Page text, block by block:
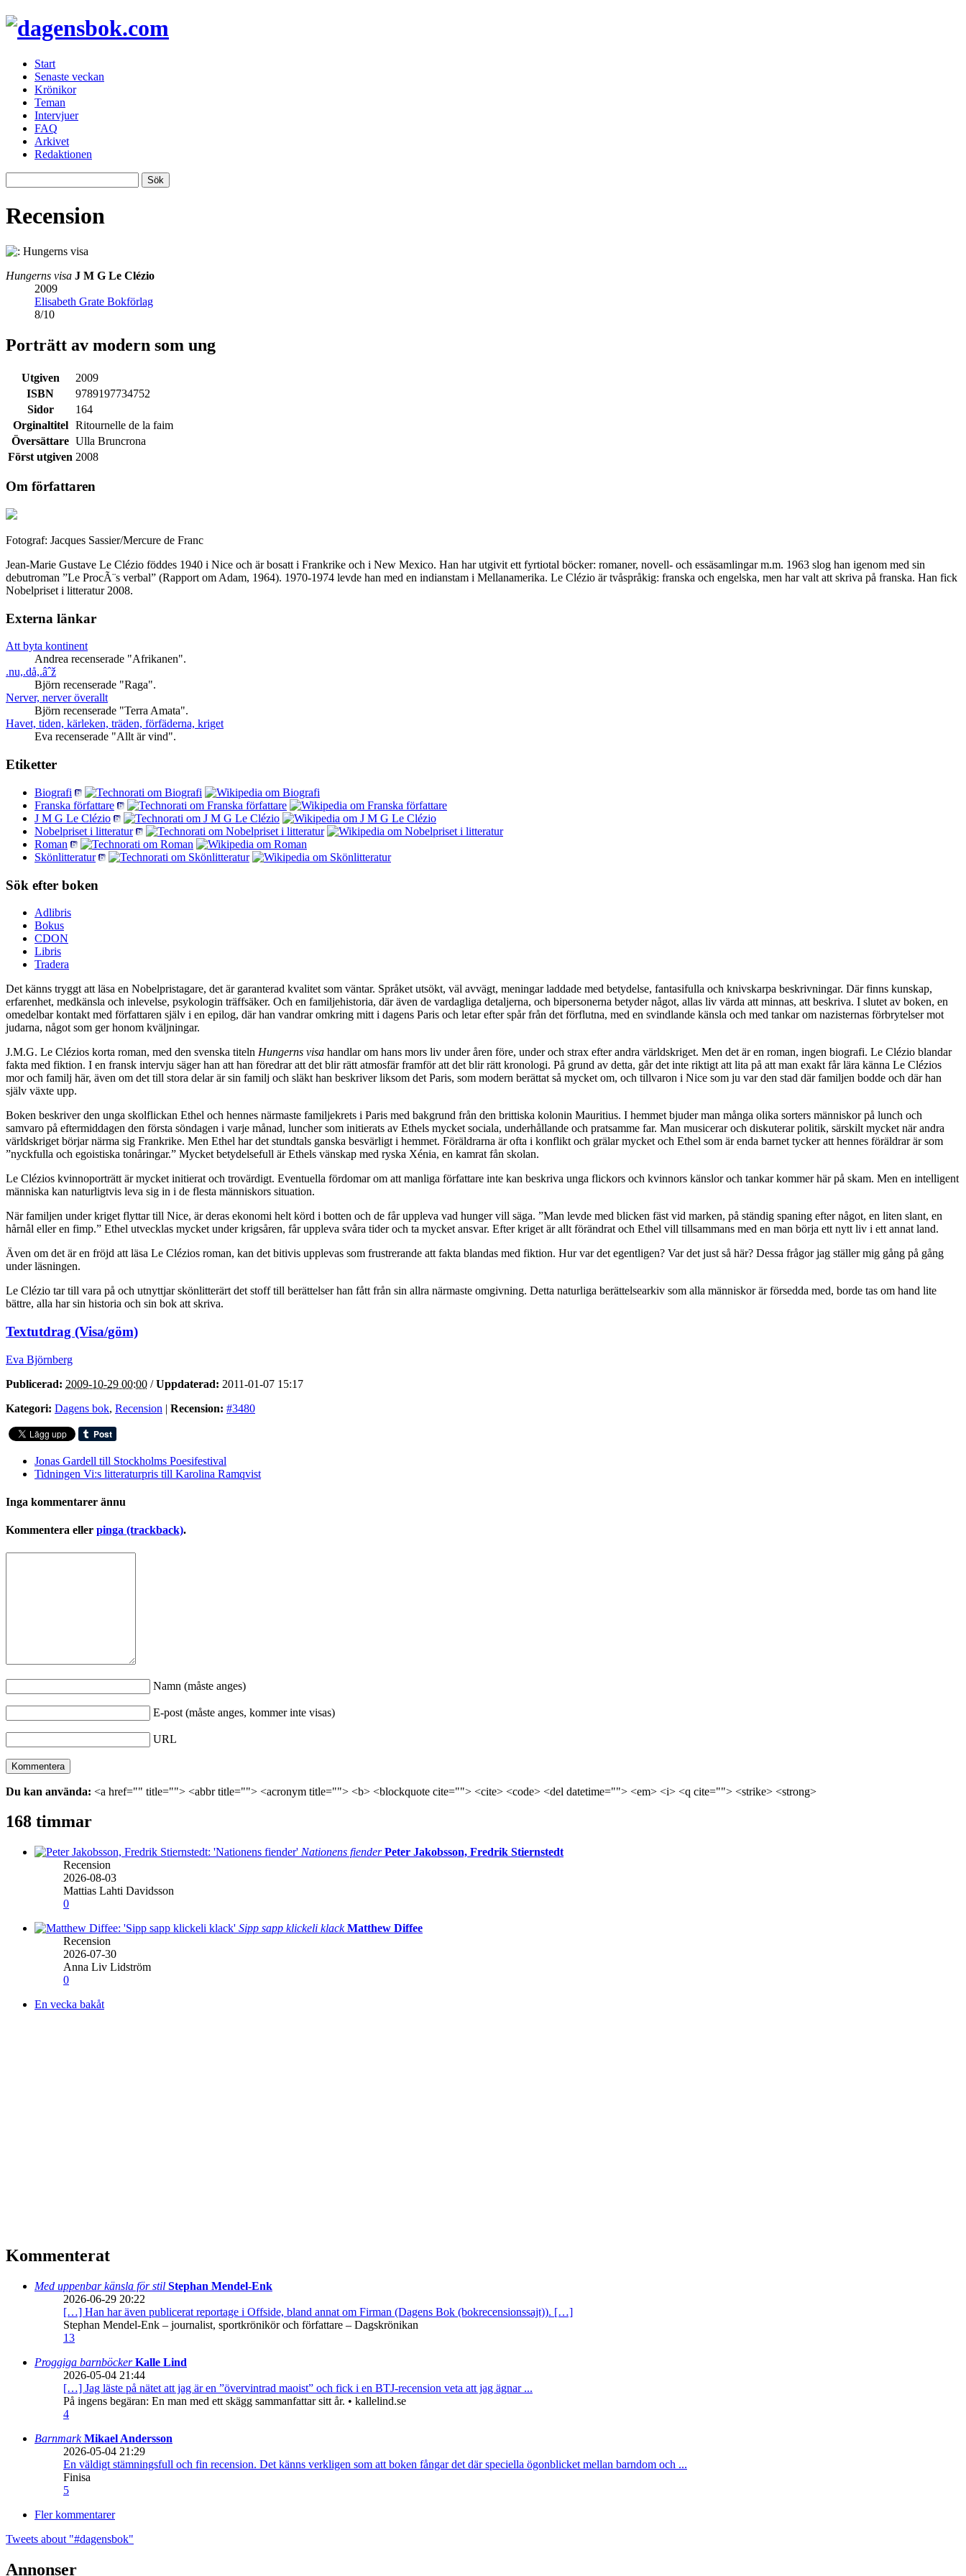
Start
Senaste veckan
Krönikor
Teman
Intervjuer
FAQ
Arkivet
Redaktionen
Recension
Hungerns visa J M G Le Clézio
2009
Elisabeth Grate Bokförlag
8/10
Porträtt av modern som ung
Utgiven
2009
ISBN
9789197734752
Sidor
164
Orginaltitel
Ritournelle de la faim
Översättare Ulla Bruncrona
Först utgiven 2008
Om författaren
Fotograf: Jacques Sassier/Mercure de Franc
Jean-Marie Gustave Le Clézio föddes 1940 i Nice och är bosatt i Frankrike och i New Mexico. Han har utgivit ett fyrtiotal böcker: romaner, novell- och essäsamlingar m.m. 1963 slog han igenom med sin
debutroman ”Le ProcÃ¨s verbal” (Rapport om Adam, 1964). 1970-1974 levde han med en indianstam i Mellanamerika. Le Clézio är tvåspråkig: franska och engelska, men har valt att skriva på franska. Han fick
Nobelpriset i litteratur 2008.
Externa länkar
Att byta kontinent
Andrea recenserade "Afrikanen".
.nu,.då,.âˆž
Björn recenserade "Raga".
Nerver, nerver överallt
Björn recenserade "Terra Amata".
Havet, tiden, kärleken, träden, förfäderna, kriget
Eva recenserade "Allt är vind".
Etiketter
Biografi
Franska författare
J M G Le Clézio
Nobelpriset i litteratur
Roman
Skönlitteratur
Sök efter boken
Adlibris
Bokus
CDON
Libris
Tradera
Det känns tryggt att läsa en Nobelpristagare, det är garanterad kvalitet som väntar. Språket utsökt, väl avvägt, meningar laddade med betydelse, fantasifulla och knivskarpa beskrivningar. Där finns kunskap,
erfarenhet, medkänsla och inlevelse, psykologin träffsäker. Och en familjehistoria, där även de vardagliga detaljerna, och bipersonerna betyder något, allas liv värda att minnas, att beskriva. I slutet av boken, en
omedelbar kontakt med författaren själv i en epilog, där han vandrar omkring mitt i dagens Paris och letar efter spår från det förflutna, med en svindlande känsla och med tankar om nazisternas förbrytelser mot
judarna, något som ger honom kväljningar.
J.M.G. Le Clézios korta roman, med den svenska titeln Hungerns visa handlar om hans mors liv under åren före, under och strax efter andra världskriget. Men det är en roman, ingen biografi. Le Clézio blandar
fakta med fiktion. I en fransk intervju säger han att han föredrar att det blir rätt atmosfär framför att det blir rätt kronologi. På grund av detta, går det inte riktigt att lita på att man exakt får lära känna Le Clézios
mor och familj här, även om det till stora delar är sin familj och släkt han beskriver liksom det Paris, som modern berättat så mycket om, och tillvaron i Nice som ju var den stad där familjen bodde och där han
själv växte upp.
Boken beskriver den unga skolflickan Ethel och hennes närmaste familjekrets i Paris med bakgrund från den brittiska kolonin Mauritius. I hemmet bjuder man många olika sorters människor på lunch och
samvaro på eftermiddagen den första söndagen i varje månad, luncher som initierats av Ethels mycket sociala, underhållande och pratsamme far. Man musicerar och diskuterar politik, särskilt mycket när andra
världskriget börjar närma sig Frankrike. Men Ethel har det stundtals ganska besvärligt i hemmet. Föräldrarna är ofta i konflikt och grälar mycket och Ethel som är enda barnet tycker att hennes föräldrar är som
”nyckfulla och egoistiska tonåringar.” Mycket betydelsefull är Ethels vänskap med ryska Xénia, en kamrat fån skolan.
Le Clézios kvinnoporträtt är mycket initierat och trovärdigt. Eventuella fördomar om att manliga författare inte kan beskriva unga flickors och kvinnors känslor och tankar kommer här på skam. Men en intelligent
människa kan naturligtvis leva sig in i de flesta människors situation.
När familjen under kriget flyttar till Nice, är deras ekonomi helt körd i botten och de får uppleva vad hunger vill säga. ”Man levde med blicken fäst vid marken, på ständig spaning efter något, en liten slant, en
hårnål eller en fimp.” Ethel utvecklas mycket under krigsåren, får uppleva svåra tider och ta mycket ansvar. Efter kriget är allt förändrat och Ethel vill tillsammans med en man börja ett nytt liv i ett annat land.
Även om det är en fröjd att läsa Le Clézios roman, kan det bitivis upplevas som frustrerande att fakta blandas med fiktion. Hur var det egentligen? Var det just så här? Dessa frågor jag ställer mig gång på gång
under läsningen.
Le Clézio tar till vara på och utnyttjar skönlitterärt det stoff till berättelser han fått från sin allra närmaste omgivning. Detta naturliga berättelsearkiv som alla människor är försedda med, borde tas om hand lite
bättre, alla har sin historia och sin bok att skriva.
Textutdrag (Visa/göm)
Eva Björnberg
Publicerad: 2009-10-29 00:00 /Uppdaterad: 2011-01-07 15:17
Kategori: Dagens bok, Recension | Recension: #3480
Jonas Gardell till Stockholms Poesifestival
Tidningen Vi:s litteraturpris till Karolina Ramqvist
Inga kommentarer ännu
Kommentera eller pinga (trackback).
Namn (måste anges)
E-post (måste anges, kommer inte visas)
URL
Du kan använda: <a href="" title=""> <abbr title=""> <acronym title=""> <b> <blockquote cite=""> <cite> <code> <del datetime=""> <em> <i> <q cite=""> <strike> <strong>
168 timmar
Nationens fiender Peter Jakobsson, Fredrik Stiernstedt
Recension
2026-08-03
Mattias Lahti Davidsson
0
Sipp sapp klickeli klack Matthew Diffee
Recension
2026-07-30
Anna Liv Lidström
0
En vecka bakåt
Kommenterat
Med uppenbar känsla för stil Stephan Mendel-Enk
2026-06-29 20:22
[…] Han har även publicerat reportage i Offside, bland annat om Firman (Dagens Bok (bokrecensionssajt)). […]
Stephan Mendel-Enk – journalist, sportkrönikör och författare – Dagskrönikan
13
Proggiga barnböckerKalle Lind
2026-05-04 21:44
[…] Jag läste på nätet att jag är en ”övervintrad maoist” och fick i en BTJ-recension veta att jag ägnar ...
På ingens begäran: En man med ett skägg sammanfattar sitt år. • kallelind.se
4
BarnmarkMikael Andersson
2026-05-04 21:29
En väldigt stämningsfull och fin recension. Det känns verkligen som att boken fångar det där speciella ögonblicket mellan barndom och ...
Finisa
5
Fler kommentarer
Tweets about "#dagensbok"
Annonser